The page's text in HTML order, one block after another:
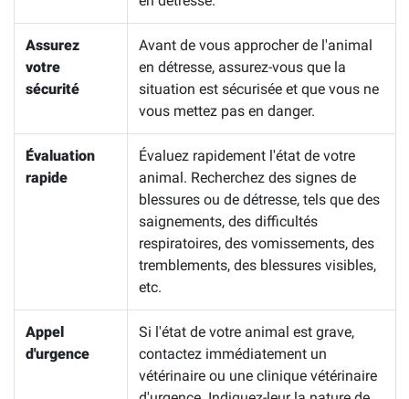
Assurez
votre
sécurité
Avant de vous approcher de l'animal
en détresse, assurez-vous que la
situation est sécurisée et que vous ne
vous mettez pas en danger.
Évaluation
rapide
Évaluez rapidement l'état de votre
animal. Recherchez des signes de
blessures ou de détresse, tels que des
saignements, des difficultés
respiratoires, des vomissements, des
tremblements, des blessures visibles,
etc.
Appel
d'urgence
Si l'état de votre animal est grave,
contactez immédiatement un
vétérinaire ou une clinique vétérinaire